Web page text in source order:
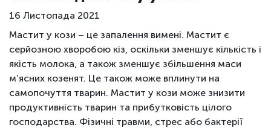
16 Листопада 2021
Мастит у кози – це запалення вимені. Мастит є
серйозною хворобою кіз, оскільки зменшує кількість і
якість молока, а також зменшує збільшення маси
м’ясних козенят. Це також може вплинути на
самопочуття тварин. Мастит у кози може знизити
продуктивність тварин та прибутковість цілого
господарства. Фізичні травми, стрес або бактерії